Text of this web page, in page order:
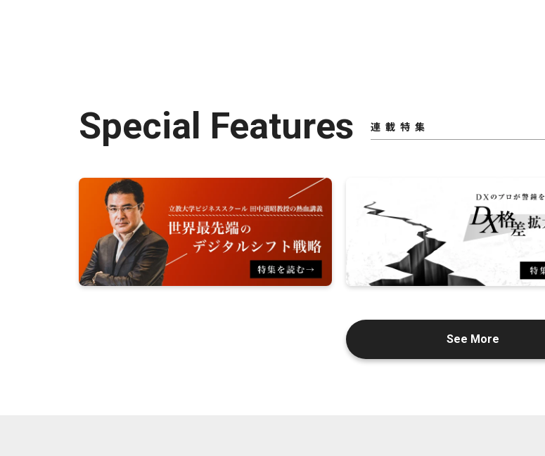
Special Features 連載特集
See More